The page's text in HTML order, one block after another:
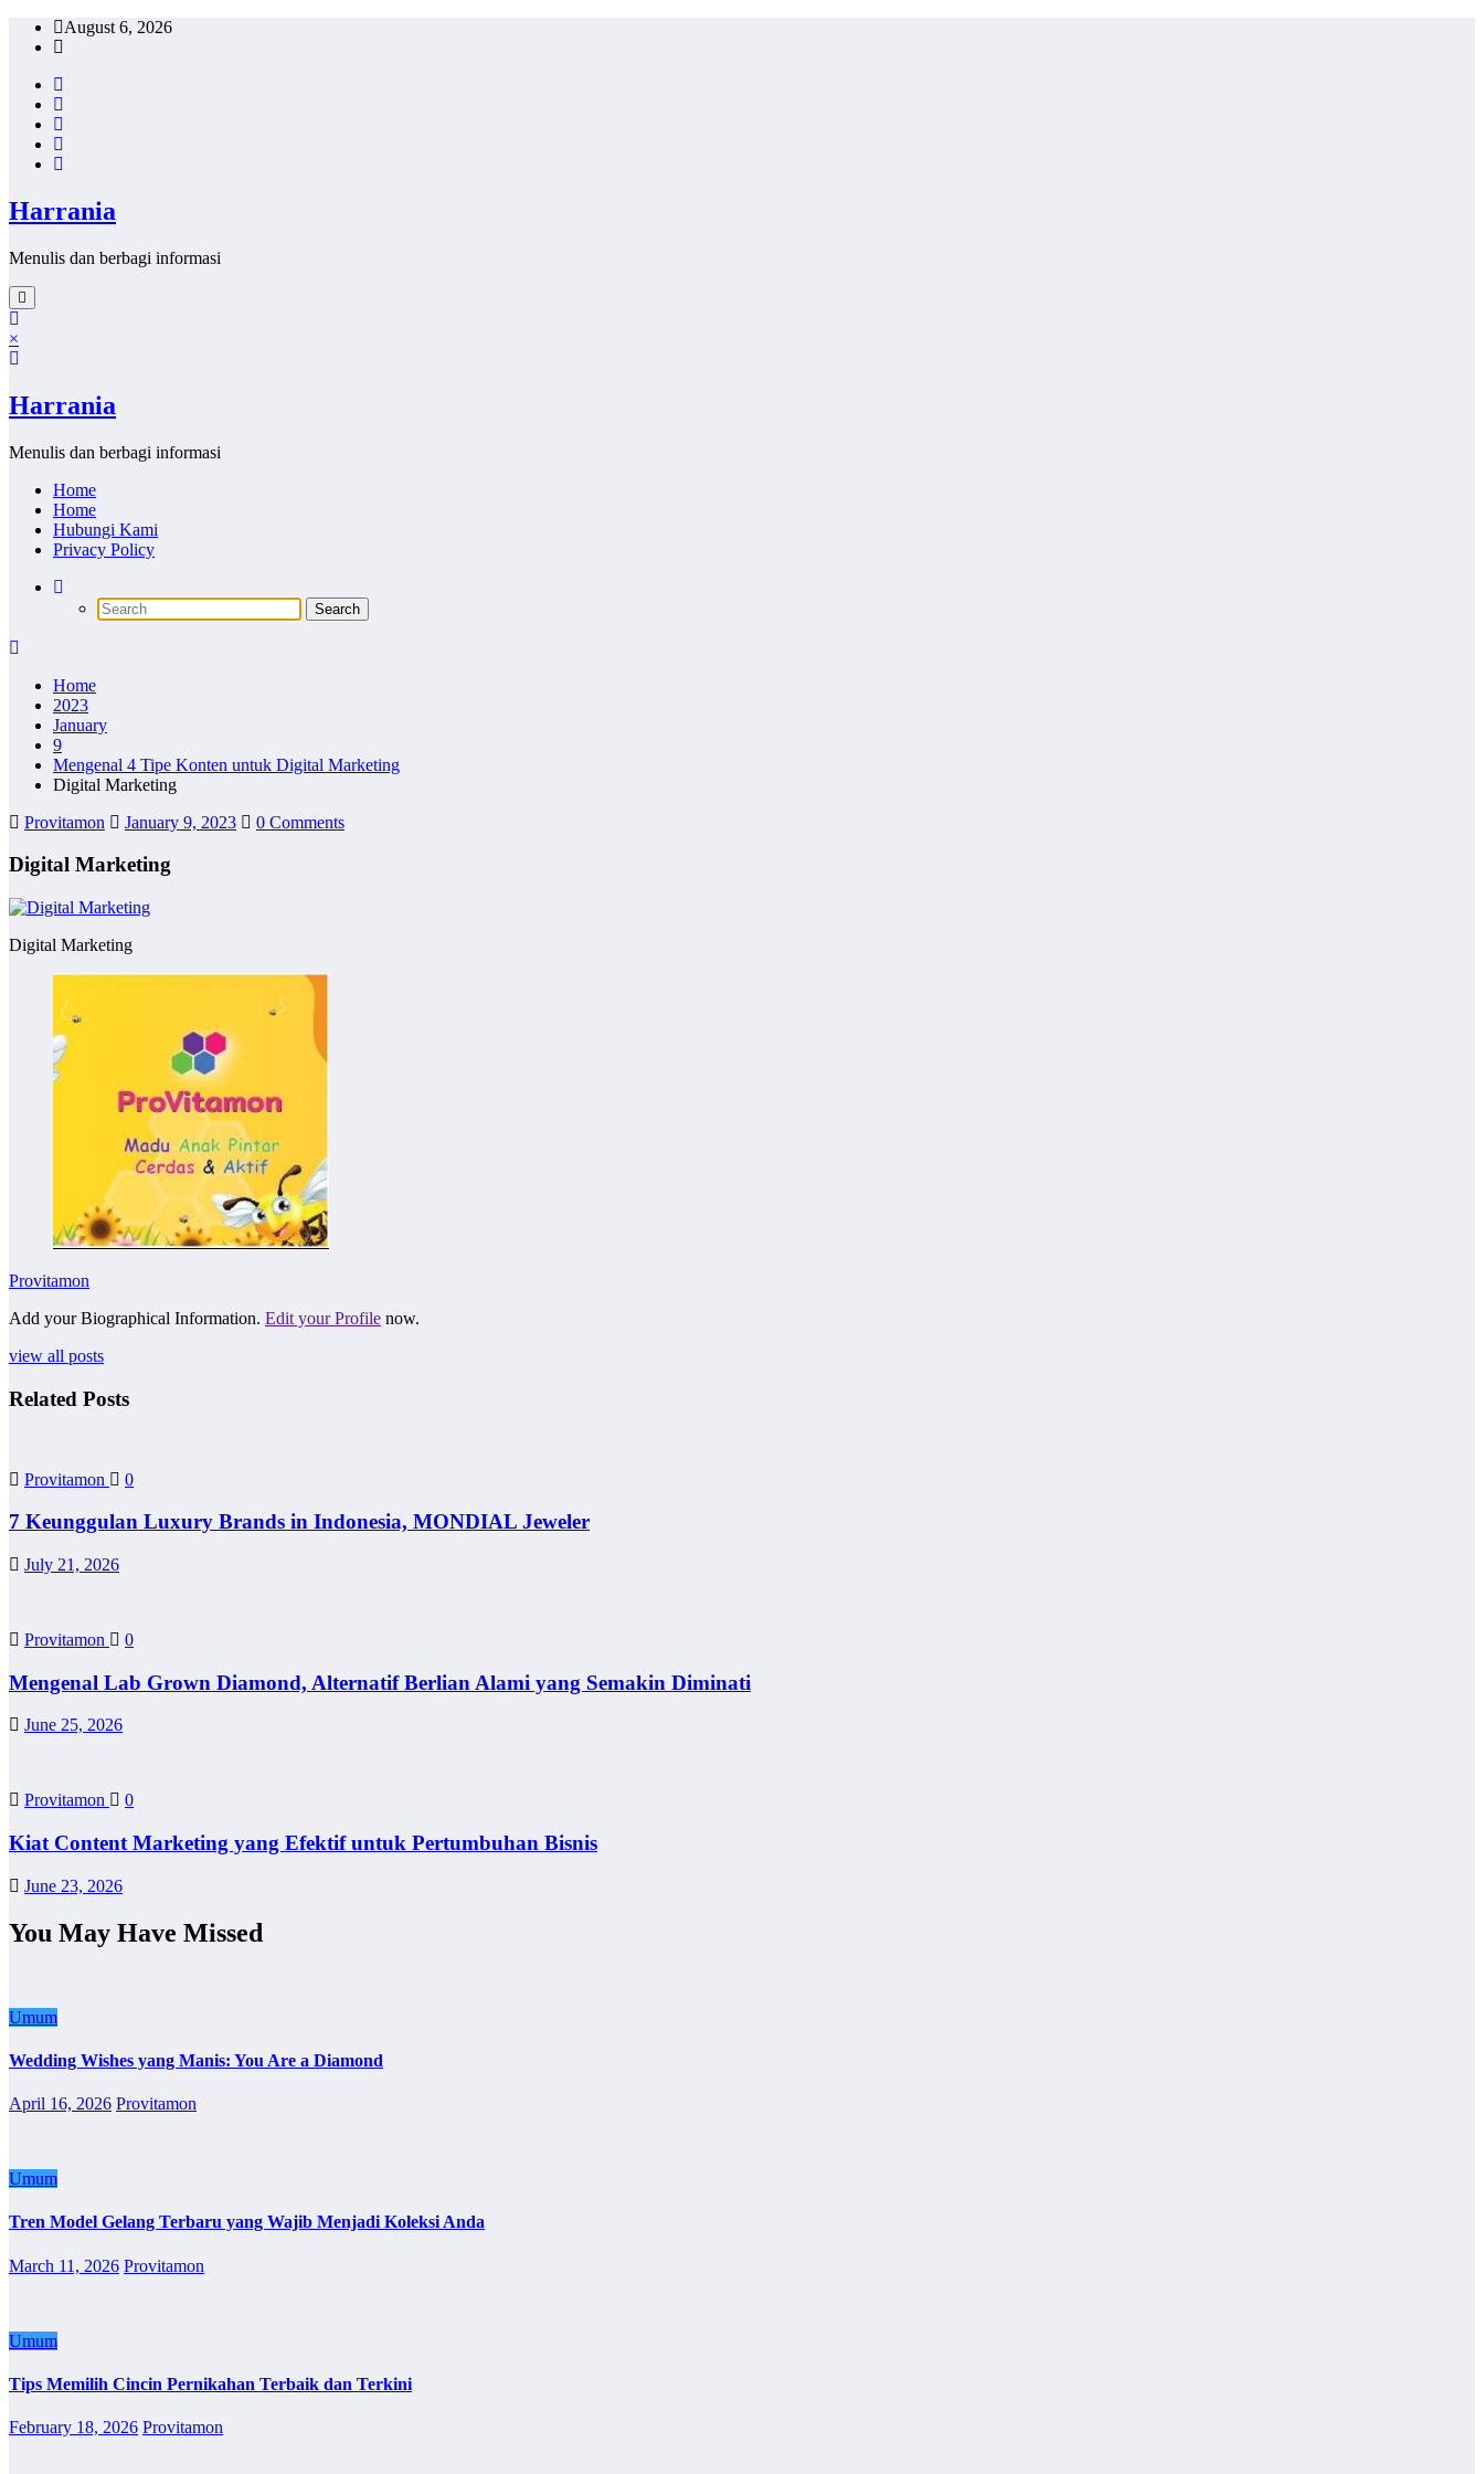
Skip
August 6, 2026
Harrania
Menulis dan berbagi informasi
×
Harrania
Menulis dan berbagi informasi
Home
Home
Hubungi Kami
Privacy Policy
Home
2023
January
9
Mengenal 4 Tipe Konten untuk Digital Marketing
Digital Marketing
Provitamon
January 9, 2023 0 Comments
Digital Marketing
Digital Marketing
Provitamon
Add your Biographical Information. Edit your Profile now.
view all posts
Related Posts
Provitamon 0
7 Keunggulan Luxury Brands in Indonesia, MONDIAL Jeweler
July 21, 2026
Provitamon 0
Mengenal Lab Grown Diamond, Alternatif Berlian Alami yang Semakin Diminati
June 25, 2026
Provitamon 0
Kiat Content Marketing yang Efektif untuk Pertumbuhan Bisnis
June 23, 2026
You May Have Missed
Umum
Wedding Wishes yang Manis: You Are a Diamond
April 16, 2026 Provitamon
Umum
Tren Model Gelang Terbaru yang Wajib Menjadi Koleksi Anda
March 11, 2026 Provitamon
Umum
Tips Memilih Cincin Pernikahan Terbaik dan Terkini
February 18, 2026 Provitamon